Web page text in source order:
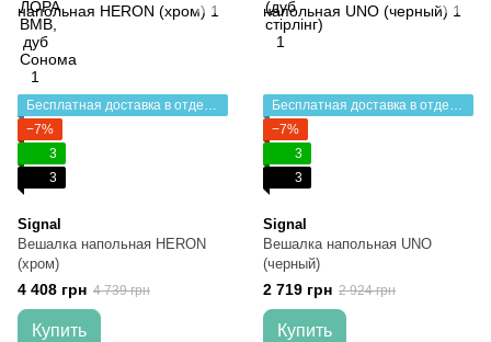
Бесплатная доставка в отделение НП
−7%
3
3
Signal
Вешалка напольная HERON
(хром)
4 408 грн 4 739 грн
Купить
Бесплатная доставка в отделение НП
−7%
3
3
Signal
Вешалка напольная UNO
(черный)
2 719 грн 2 924 грн
Купить